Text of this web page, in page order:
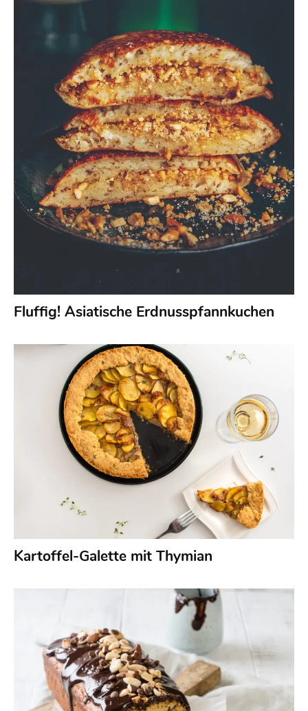
Fluffig! Asiatische Erdnusspfannkuchen
Kartoffel-Galette mit Thymian